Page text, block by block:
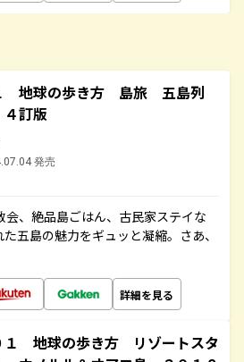
地球の歩き方 島旅 五島列
訂版
発売
会、絶品島ごはん、古民家ステイな
五島の魅力をギュッと凝縮。さあ、
詳細を見る
１ 地球の歩き方 リゾートスタ